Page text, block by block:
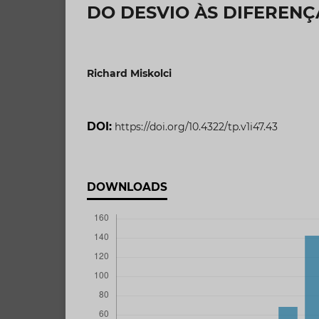
DO DESVIO ÀS
Richard Miskolci
DOI: https://doi.org/10.4322/tp.v1i47.43
DOWNLOADS